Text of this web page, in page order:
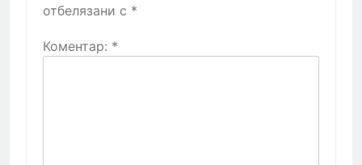
отбелязани с *
Коментар: *